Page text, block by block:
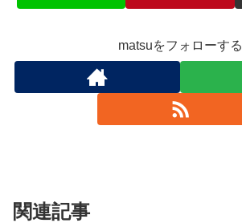
matsuをフォローする
関連記事